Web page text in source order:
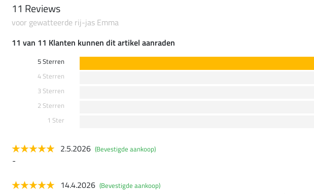
11 Reviews
voor gewatteerde rij-jas Emma
11 van 11 Klanten kunnen dit artikel aanraden
5 Sterren
4 Sterren
3 Sterren
2 Sterren
1 Ster
2.5.2026 (Bevestigde aankoop)
-
14.4.2026 (Bevestigde aankoop)